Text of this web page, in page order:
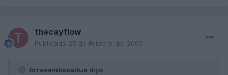
thecayflow
Publicado 25 de Febrero del 2005
Arresembasaitus dijo: